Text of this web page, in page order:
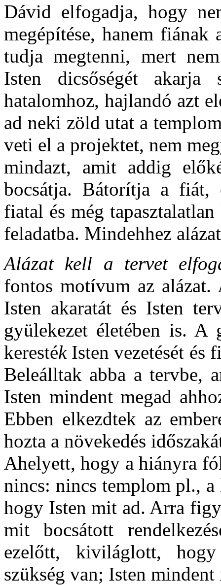
Dávid elfogadja, hogy
megépítése, hanem
tudja megtenni, mert
Isten dicsőségét akarja
hatalomhoz, hajlandó azt
ad neki zöld utat a
veti el a projektet, nem
mindazt, amit addig
bocsátja. Bátorítja a
fiatal és még
feladatba. Mindehhez
Alázat kell a tervet
fontos motívum az
Isten akaratát és Isten
gyülekezet életében is. A
keresték Isten vezetését és
Beleálltak abba a tervbe,
Isten mindent megad
Ebben elkezdtek az
hozta a növekedés
Ahelyett, hogy a hiányra
nincs: nincs templom pl., a
hogy Isten mit ad. Arra
mit bocsátott
ezelőtt, kiviláglott,
szükség van; Isten